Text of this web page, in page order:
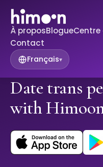
À proposBlogue
Contact
Français▾
Date trans
with